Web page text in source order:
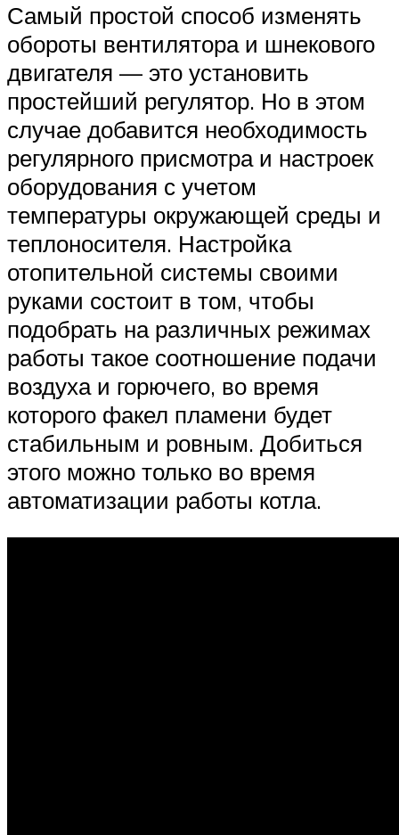
Самый простой способ изменять
обороты вентилятора и шнекового
двигателя — это установить
простейший регулятор. Но в этом
случае добавится необходимость
регулярного присмотра и настроек
оборудования с учетом
температуры окружающей среды и
теплоносителя. Настройка
отопительной системы своими
руками состоит в том, чтобы
подобрать на различных режимах
работы такое соотношение подачи
воздуха и горючего, во время
которого факел пламени будет
стабильным и ровным. Добиться
этого можно только во время
автоматизации работы котла.